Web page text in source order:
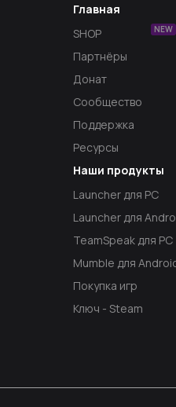
Главная
SHOP
NEW
Партнёры
Донат
Сообщество
Поддержка
Ресурсы
Наши продукты
Launcher для PC
Launcher для
TeamSpeak для PC
Mumble для
Покупка игр
Ключ - Steam